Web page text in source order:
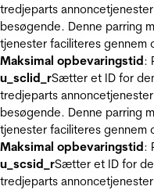
tredjeparts
besøgende. Denne parring
tjenester faciliteres gennem
Maksimal opbevaringstid:
u_sclid_rSætter et ID for
tredjeparts
besøgende. Denne parring
tjenester faciliteres gennem
Maksimal opbevaringstid:
u_scsid_rSætter et ID for
tredjeparts